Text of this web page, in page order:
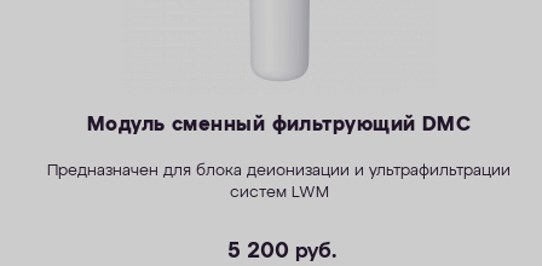
Модуль сменный фильтрующий DMC
Предназначен для блока деионизации и ультрафильтрации
систем LWM
5 200 руб.